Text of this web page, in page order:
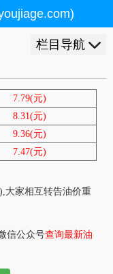
栏目导航
7.79(元)
8.31(元)
9.36(元)
7.47(元)
大家相互转告油价重
信公众号查询最新油